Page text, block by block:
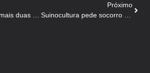
Próximo